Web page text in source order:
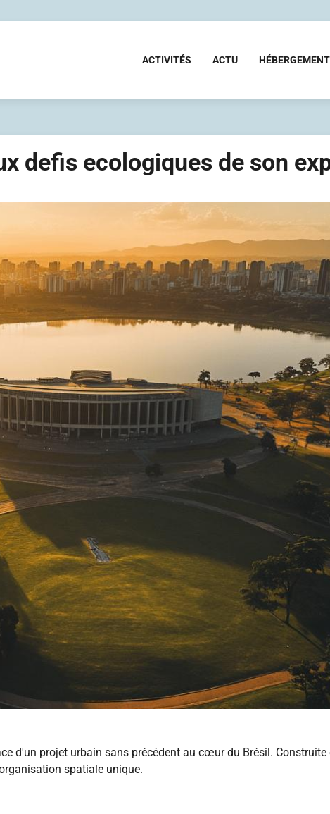
ACTIVITÉS ACTU HÉBERGEMENT
defis ecologiques de son
d'un projet urbain sans précédent au cœur du Brésil. Construite
spatiale unique.